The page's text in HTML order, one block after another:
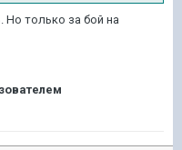
Но только за бой на